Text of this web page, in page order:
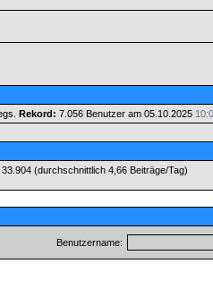
Rekord: 7.056 Benutzer am 05.10.2025
(durchschnittlich 4,66 Beiträge/Tag)
Benutzername: